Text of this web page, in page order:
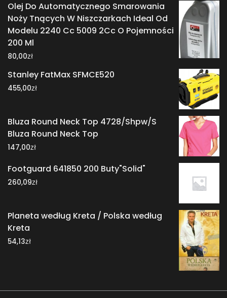
Olej Do Automatycznego Smarowania
Noży Tnących W Niszczarkach Ideal Od
Modelu 2240 Cc 5009 2Cc O Pojemności
200 Ml
80,00zł
Stanley FatMax SFMCE520
455,00zł
Bluza Round Neck Top 4728/Shpw/S
Bluza Round Neck Top
147,00zł
Footguard 641850 200 Buty"Solid"
260,09zł
Planeta według Kreta / Polska według
Kreta
54,13zł